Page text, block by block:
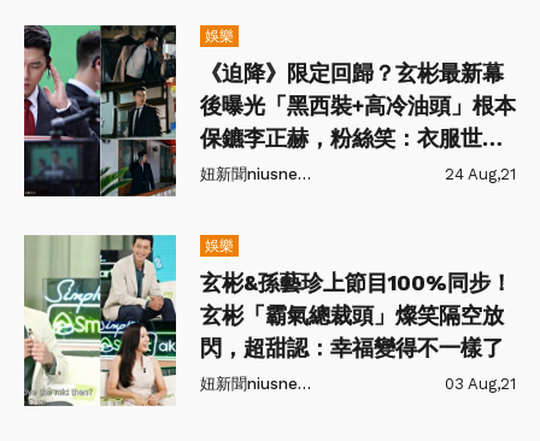
娛樂
《迫降》限定回歸？玄彬最新幕
後曝光「黑西裝+高冷油頭」根本
保鑣李正赫，粉絲笑：衣服世理
挑的
妞新聞niusnews 24 Aug,21
娛樂
玄彬&孫藝珍上節目100%同步！
玄彬「霸氣總裁頭」燦笑隔空放
閃，超甜認：幸福變得不一樣了
妞新聞niusnews 03 Aug,21